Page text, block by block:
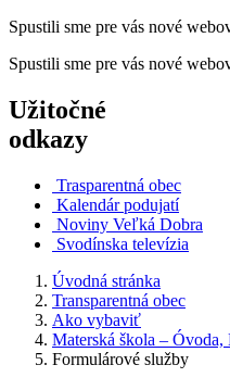
Spustili sme pre vás nové
Spustili sme pre vás nové
Užitočné
odkazy
Trasparentná obec
Kalendár podujatí
Noviny Veľká Dobra
Svodínska televízia
Úvodná stránka
Transparentná obec
Ako vybaviť
Materská škola – Óvoda,
Formulárové služby